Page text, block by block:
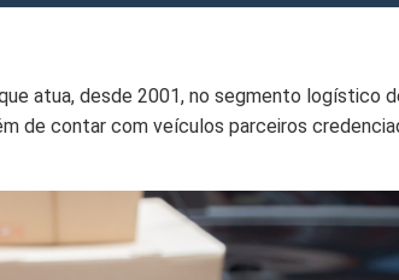
atua, desde 2001, no segmento logístico
de contar com veículos parceiros